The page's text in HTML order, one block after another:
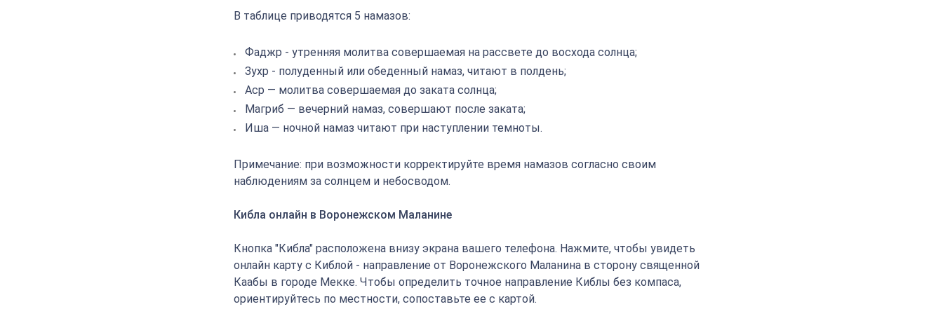
В таблице приводятся 5 намазов:
Фаджр - утренняя молитва совершаемая на рассвете до восхода солнца;
Зухр - полуденный или обеденный намаз, читают в полдень;
Аср — молитва совершаемая до заката солнца;
Магриб — вечерний намаз, совершают после заката;
Иша — ночной намаз читают при наступлении темноты.
Примечание: при возможности корректируйте время намазов согласно своим
наблюдениям за солнцем и небосводом.
Кибла онлайн в Воронежском Маланине
Кнопка "Кибла" расположена внизу экрана вашего телефона. Нажмите, чтобы увидеть
онлайн карту с Киблой - направление от Воронежского Маланина в сторону священной
Каабы в городе Мекке. Чтобы определить точное направление Киблы без компаса,
ориентируйтесь по местности, сопоставьте ее с картой.